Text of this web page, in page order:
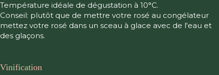
Température idéale de dégustation à 10°C.
Conseil: plutôt que de mettre votre rosé au congélateur
mettez votre rosé dans un sceau à glace avec de l'eau et
des glaçons.
Vinification